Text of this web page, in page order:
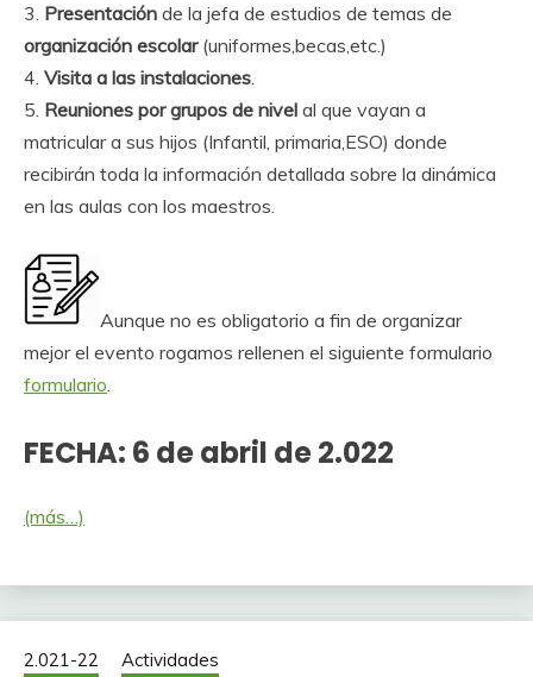
3. Presentación de la jefa de estudios de temas de
organización escolar(uniformes,becas,etc.)
4. Visita a las instalaciones.
5. Reuniones por grupos de nivel al que vayan a
matricular a sus hijos (Infantil, primaria,ESO) donde
recibirán toda la información detallada sobre la dinámica
en las aulas con los maestros.
Aunque no es obligatorio a fin de organizar
mejor el evento rogamos rellenen el siguiente formulario
formulario.
FECHA: 6 de abril de 2.022
(más…)
2.021-22 Actividades